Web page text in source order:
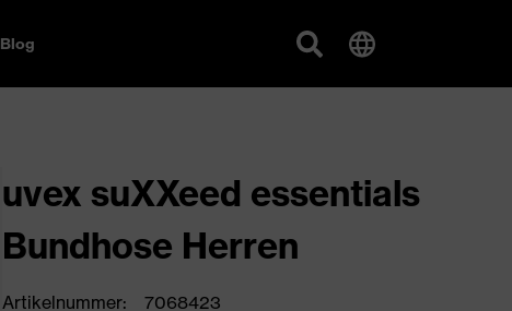
Blog
uvex suXXeed essentials
Bundhose Herren
Artikelnummer:
7068423